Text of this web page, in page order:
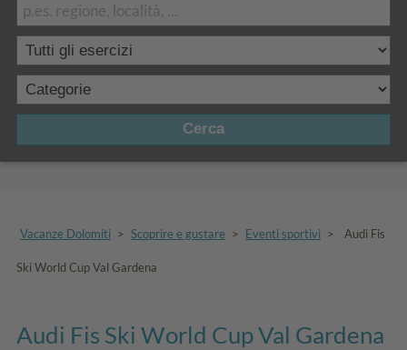
Cerca
Vacanze Dolomiti > Scoprire e gustare > Eventi sportivi > Audi Fis
Ski World Cup Val Gardena
Audi Fis Ski World Cup Val Gardena